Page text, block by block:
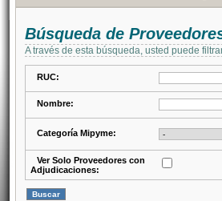
Búsqueda de
A través de esta búsqueda, usted puede
RUC:
Nombre:
Categoría Mipyme:
Ver Solo Proveedores con
Adjudicaciones: